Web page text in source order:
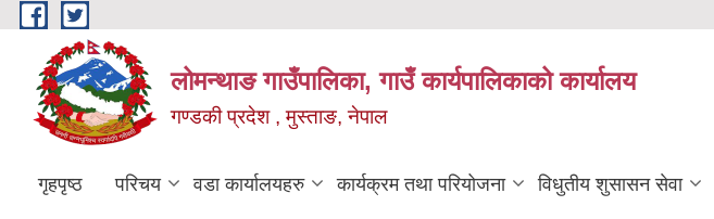
Skip to main content
लोमन्थाङ गाउँपालिका, गाउँ कार्यपालिकाको कार्यालय
गण्डकी प्रदेश , मुस्ताङ, नेपाल
गृहपृष्ठ परिचय वडा कार्यालयहरु कार्यक्रम तथा परियोजना विधुतीय शुसासन सेवा